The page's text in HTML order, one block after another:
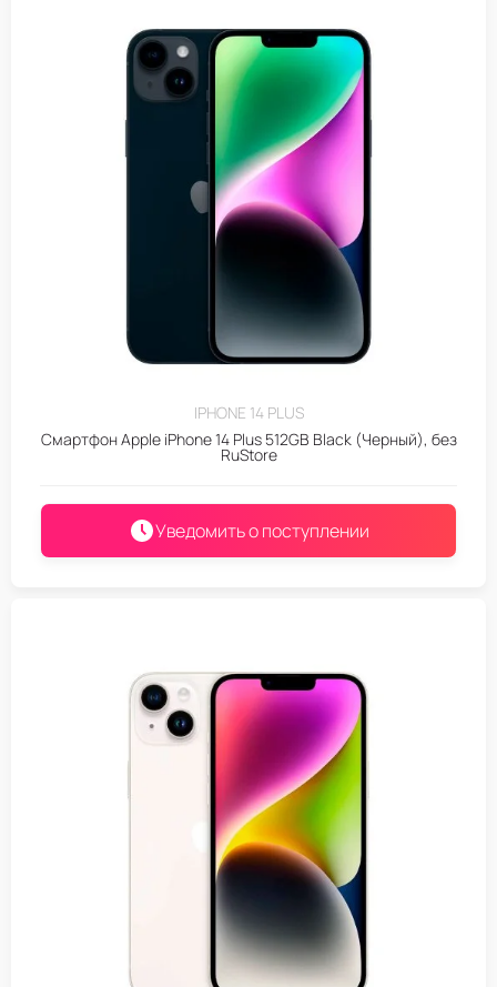
IPHONE 14 PLUS
Смартфон Apple iPhone 14 Plus 512GB Black (Черный), без
RuStore
Уведомить о поступлении